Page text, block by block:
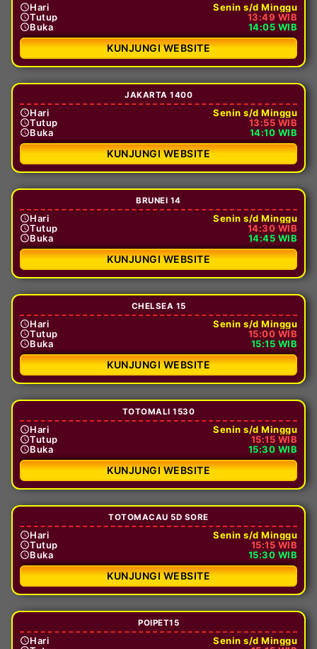
Hari
Senin s/d Minggu
Tutup
13:49 WIB
Buka
14:05 WIB
KUNJUNGI WEBSITE
JAKARTA 1400
Hari
Senin s/d Minggu
Tutup
13:55 WIB
Buka
14:10 WIB
KUNJUNGI WEBSITE
BRUNEI 14
Hari
Senin s/d Minggu
Tutup
14:30 WIB
Buka
14:45 WIB
KUNJUNGI WEBSITE
CHELSEA 15
Hari
Senin s/d Minggu
Tutup
15:00 WIB
Buka
15:15 WIB
KUNJUNGI WEBSITE
TOTOMALI 1530
Hari
Senin s/d Minggu
Tutup
15:15 WIB
Buka
15:30 WIB
KUNJUNGI WEBSITE
TOTOMACAU 5D SORE
Hari
Senin s/d Minggu
Tutup
15:15 WIB
Buka
15:30 WIB
KUNJUNGI WEBSITE
POIPET15
Hari
Senin s/d Minggu